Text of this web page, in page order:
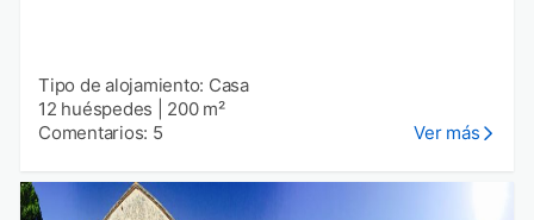
Tipo de alojamiento: Casa
12 huéspedes
200 m²
Comentarios: 5
Ver más